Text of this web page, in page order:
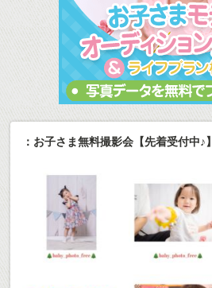
：お子さま無料撮影会【先着受付中♪】